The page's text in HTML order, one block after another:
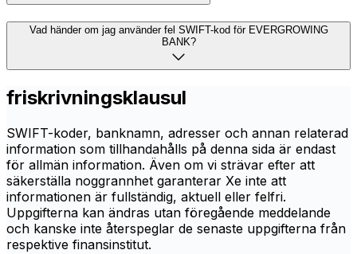
Vad händer om jag använder fel SWIFT-kod för EVERGROWING
BANK?
friskrivningsklausul
SWIFT-koder, banknamn, adresser och annan relaterad
information som tillhandahålls på denna sida är endast
för allmän information. Även om vi strävar efter att
säkerställa noggrannhet garanterar Xe inte att
informationen är fullständig, aktuell eller felfri.
Uppgifterna kan ändras utan föregående meddelande
och kanske inte återspeglar de senaste uppgifterna från
respektive finansinstitut.